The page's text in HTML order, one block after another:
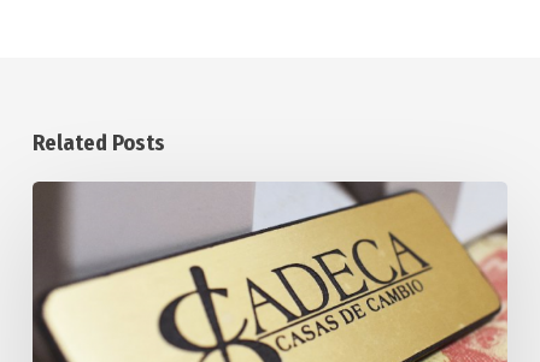
Related Posts
Cambio
de
Monedas